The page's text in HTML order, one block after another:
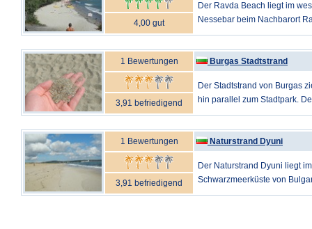
Der Ravda Beach liegt im
Nessebar beim Nachbarort
4,00 gut
1 Bewertungen Burgas Stadtstrand
Der Stadtstrand von Burgas
hin parallel zum Stadtpark.
3,91 befriedigend
1 Bewertungen Naturstrand Dyuni
Der Naturstrand Dyuni liegt
Schwarzmeerküste von
3,91 befriedigend